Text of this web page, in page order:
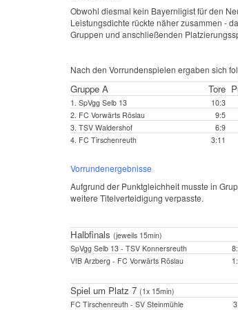
Obwohl diesmal kein Bayernligist für den
Leistungsdichte rückte näher zusammen -
Gruppen und anschließenden
Nach den Vorrundenspielen ergaben sich
Gruppe A Tore
1. SpVgg Selb 13 10:3
2. FC Vorwärts Röslau
9:5
3. TSV Waldershof
6:9
4. FC Tirschenreuth
3:11
Vorrundenergebnisse
Aufgrund der Punktgleichheit musste in
weitere Titelverteidigung verpasste.
Halbfinals (jeweils 15min)
SpVgg Selb 13 - TSV Konnersreuth
VfB Arzberg - FC Vorwärts Röslau
Spiel um Platz 7 (1x 15min)
FC Tirschenreuth - SV Steinmühle